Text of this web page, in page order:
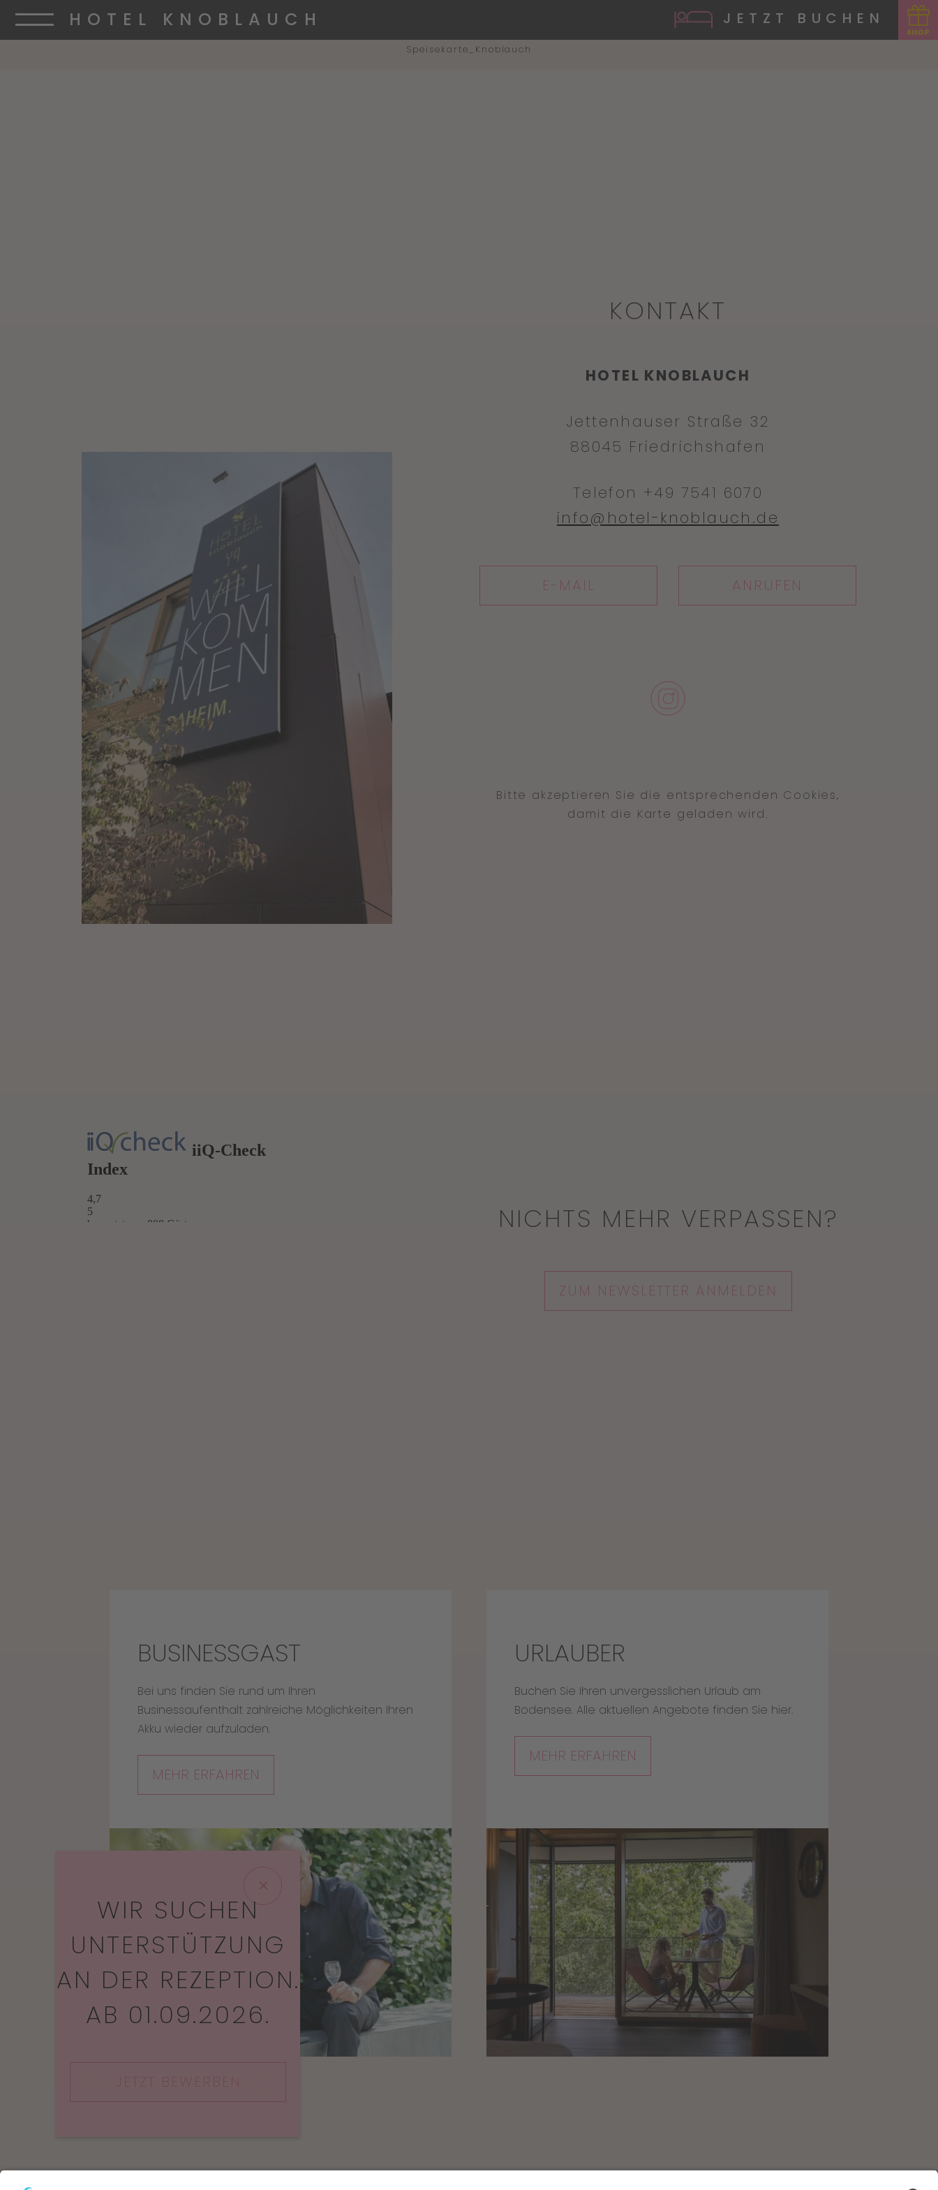
HOTEL KNOBLAUCH JETZT BUCHEN
Speisekarte_Knoblauch
KONTAKT
HOTEL KNOBLAUCH
Jettenhauser Straße 32
88045 Friedrichshafen
Telefon +49 7541 6070
info@hotel-knoblauch.de
E-MAIL ANRUFEN
Bitte akzeptieren Sie die entsprechenden Cookies,
damit die Karte geladen wird.
NICHTS MEHR VERPASSEN?
ZUM NEWSLETTER ANMELDEN
BUSINESSGAST
Bei uns finden Sie rund um Ihren
Businessaufenthalt zahlreiche Möglichkeiten Ihren
Akku wieder aufzuladen.
MEHR ERFAHREN
URLAUBER
Buchen Sie Ihren unvergesslichen Urlaub am
Bodensee. Alle aktuellen Angebote finden Sie hier.
MEHR ERFAHREN
WIR SUCHEN
UNTERSTÜTZUNG
AN DER REZEPTION.
AB 01.09.2026.
JETZT BEWERBEN